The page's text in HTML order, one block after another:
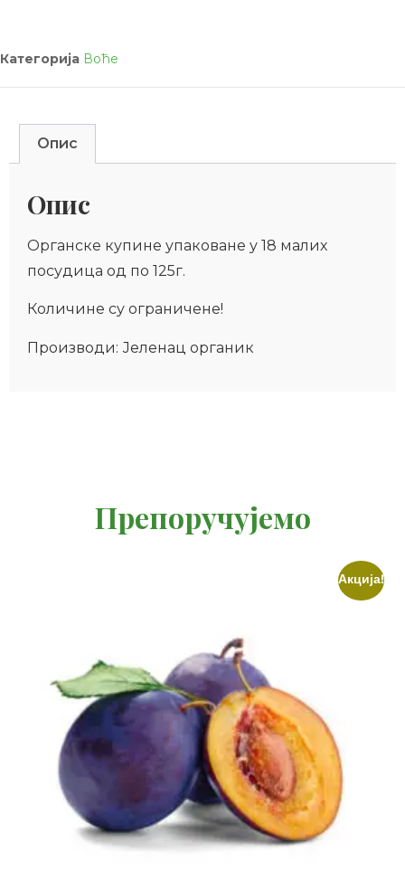
Категорија Воће
Опис
Опис
Органске купине упаковане у 18 малих
посудица од по 125г.
Количине су ограничене!
Производи: Јеленац органик
Препоручујемо
Акција!